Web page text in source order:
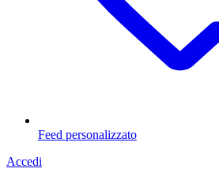
Feed personalizzato
Accedi